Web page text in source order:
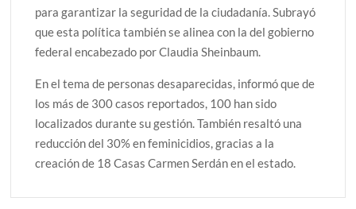
para garantizar la seguridad de la ciudadanía. Subrayó
que esta política también se alinea con la del gobierno
federal encabezado por Claudia Sheinbaum.
En el tema de personas desaparecidas, informó que de
los más de 300 casos reportados, 100 han sido
localizados durante su gestión. También resaltó una
reducción del 30% en feminicidios, gracias a la
creación de 18 Casas Carmen Serdán en el estado.